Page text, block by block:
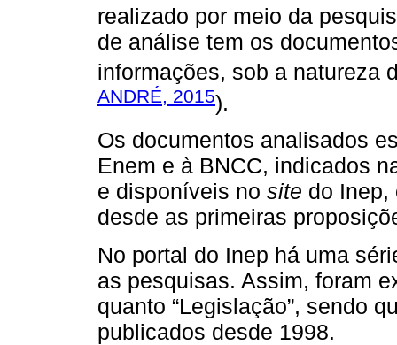
realizado por meio da
de análise tem os
informações, sob a natureza
ANDRÉ, 2015).
Os documentos analisados
Enem e à BNCC, indicados
e disponíveis no site do Inep,
desde as primeiras
No portal do Inep há uma
as pesquisas. Assim, foram
quanto “Legislação”, sendo
publicados desde 1998.